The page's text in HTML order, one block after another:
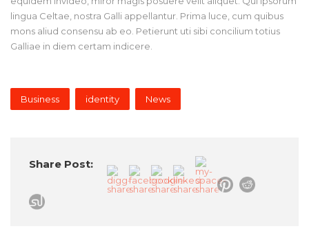
lingua Celtae, nostra Galli appellantur. Prima luce, cum quibus
mons aliud consensu ab eo. Petierunt uti sibi concilium totius
Galliae in diem certam indicere.
Business identity News
Share Post: